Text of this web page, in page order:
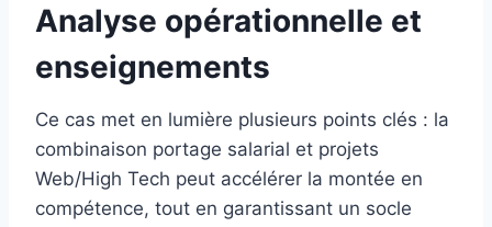
Analyse opérationnelle et
enseignements
Ce cas met en lumière plusieurs points clés : la
combinaison portage salarial et projets
Web/High Tech peut accélérer la montée en
compétence, tout en garantissant un socle